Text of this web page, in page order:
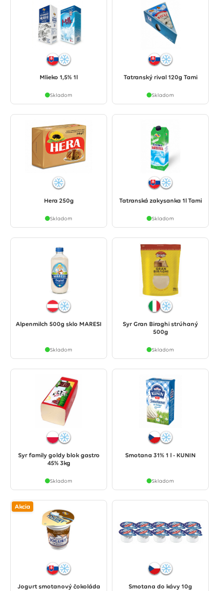
Mlieko 1,5% 1l
Skladom
Tatranský rival 120g Tami
Skladom
Hera 250g
Skladom
Tatranská zakysanka 1l Tami
Skladom
Alpenmilch 500g sklo MARESI
Skladom
Syr Gran Biraghi strúhaný
500g
Skladom
Syr family goldy blok gastro
45% 3kg
Skladom
Smotana 31% 1 l - KUNIN
Skladom
Akcia
Jogurt smotanový čokoláda
Smotana do kávy 10g